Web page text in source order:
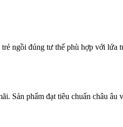
ngồi đúng tư thế phù hợp với lứa
phẩm đạt tiêu chuẩn châu âu